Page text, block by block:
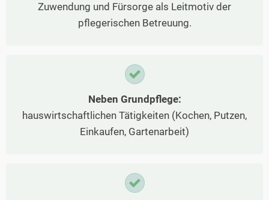
Zuwendung und Fürsorge als Leitmotiv der
pflegerischen Betreuung.
Neben Grundpflege:
hauswirtschaftlichen Tätigkeiten (Kochen, Putzen,
Einkaufen, Gartenarbeit)